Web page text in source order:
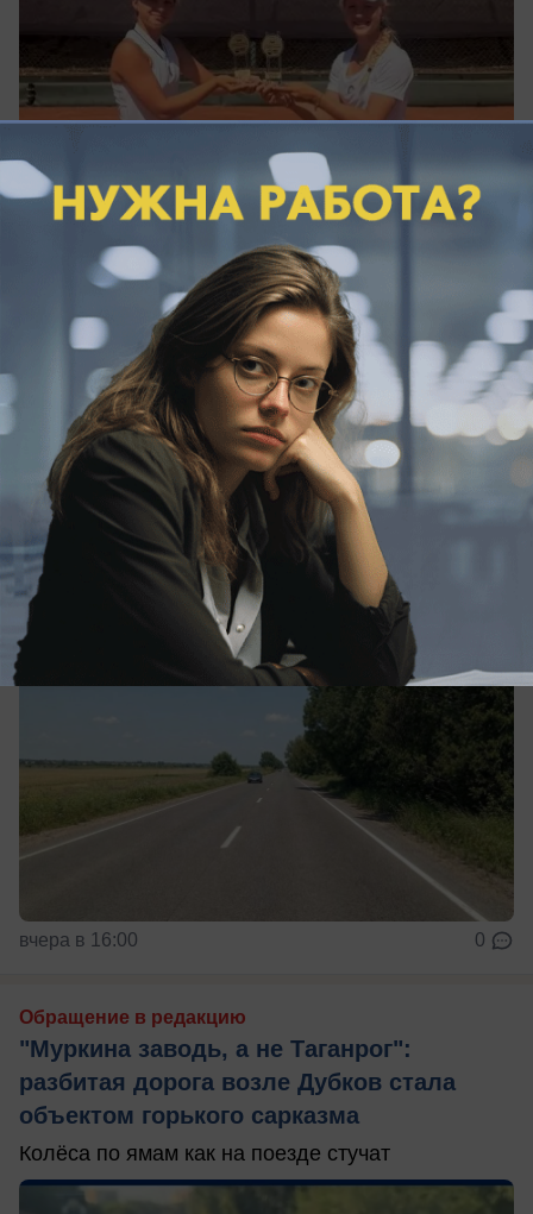
Экономика
На содержание дорог под Таганрогом в
2027 году запланировали 20 миллионов
рублей
Что планируют сделать
вчера в 16:00 0
Обращение в редакцию
"Муркина заводь, а не Таганрог":
разбитая дорога возле Дубков стала
объектом горького сарказма
Колёса по ямам как на поезде стучат